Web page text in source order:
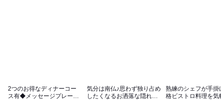
2つのお得なディナーコー
ス有◆メッセージプレート
気分は南仏♪思わず独り占め
したくなるお洒落な隠れ家
熟練のシェフが手掛
格ビストロ料理を気